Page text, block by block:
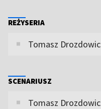
REŻYSERIA
Tomasz
SCENARIUSZ
Tomasz